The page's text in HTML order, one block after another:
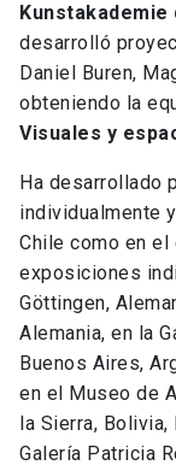
desarrolló
Daniel Buren,
obteniendo la
Visuales y
Ha desarrollado
individualmente
Chile como en el
exposiciones
Göttingen,
Alemania, en la
Buenos Aires,
en el Museo de
la Sierra, Bolivia,
Galería Patricia